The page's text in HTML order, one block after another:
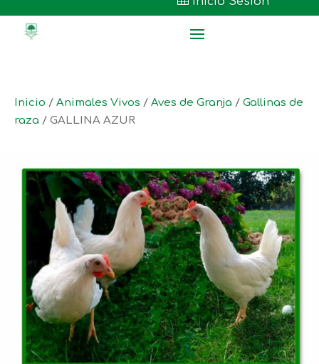
Inicio / Animales Vivos / Aves de Granja / Gallinas de
raza / GALLINA AZUR